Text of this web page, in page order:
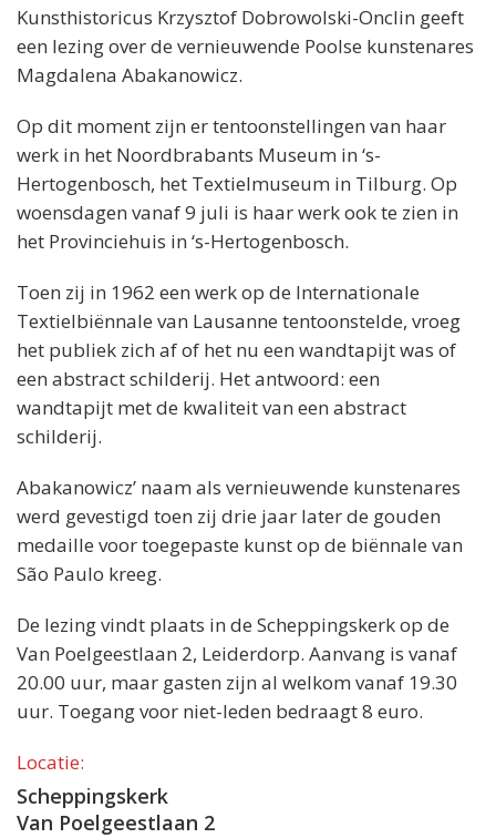
Wanneer:
Dinsdag 10 juni van 20.00 tot 22.00 uur
Entree:
Kunsthistoricus Krzysztof Dobrowolski-Onclin geeft
een lezing over de vernieuwende Poolse kunstenares
Magdalena Abakanowicz.
Op dit moment zijn er tentoonstellingen van haar
werk in het Noordbrabants Museum in ‘s-
Hertogenbosch, het Textielmuseum in Tilburg. Op
woensdagen vanaf 9 juli is haar werk ook te zien in
het Provinciehuis in ‘s-Hertogenbosch.
Toen zij in 1962 een werk op de Internationale
Textielbiënnale van Lausanne tentoonstelde, vroeg
het publiek zich af of het nu een wandtapijt was of
een abstract schilderij. Het antwoord: een
wandtapijt met de kwaliteit van een abstract
schilderij.
Abakanowicz’ naam als vernieuwende kunstenares
werd gevestigd toen zij drie jaar later de gouden
medaille voor toegepaste kunst op de biënnale van
São Paulo kreeg.
De lezing vindt plaats in de Scheppingskerk op de
Van Poelgeestlaan 2, Leiderdorp. Aanvang is vanaf
20.00 uur, maar gasten zijn al welkom vanaf 19.30
uur. Toegang voor niet-leden bedraagt 8 euro.
Locatie:
Scheppingskerk
Van Poelgeestlaan 2